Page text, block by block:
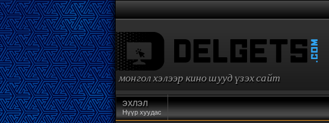
монгол хэлээр кино шууд үзэх сайт
ЭХЛЭЛ
Нүүр хуудас